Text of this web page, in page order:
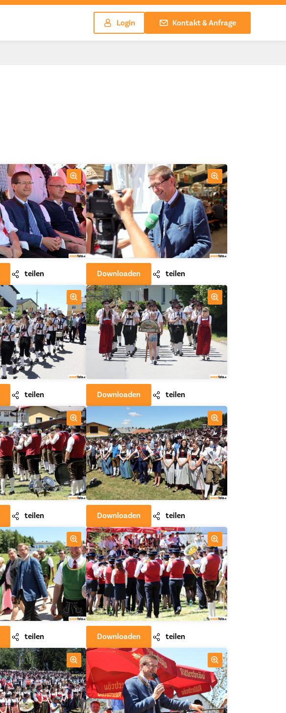
Login Kontakt & Anfrage
teilen Downloaden teilen
teilen Downloaden teilen
teilen Downloaden teilen
teilen Downloaden teilen